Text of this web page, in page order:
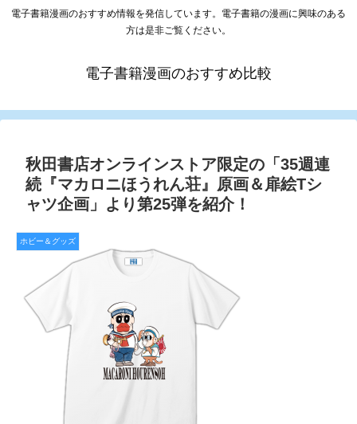
電子書籍漫画のおすすめ情報を発信しています。電子書籍の漫画に興味のある
方は是非ご覧ください。
電子書籍漫画のおすすめ比較
秋田書店オンラインストア限定の「35週連
続『マカロニほうれん荘』原画＆扉絵Tシ
ャツ企画」より第25弾を紹介！
ホビー＆グッズ